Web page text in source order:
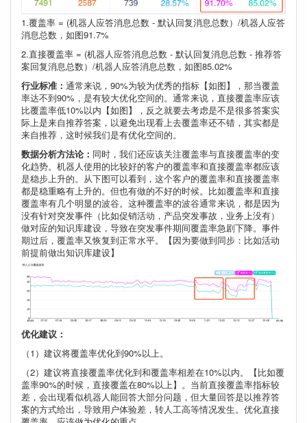
1.覆盖率 = (机器人应答消息总数 - 默认回复消息总数）/机器人应答
消息总数，如图91.7%
2.直接覆盖率 = (机器人应答消息总数 - 默认回复消息总数 - 推荐答
案回复消息总数）/机器人应答消息总数，如图85.02%
行业标准： 通常来说，90%为较为优秀的指标【如图】，那当覆盖
率达不到90%，是有较大优化空间的。通常来说，直接覆盖率应该
比覆盖率低10%以内【如图】，反之就要去考虑是不是很多答案实
际上是来自推荐答案，以避免出现看上去覆盖率还不错，其实都是
来自推荐，这时候我们是有优化空间的。
数据分析方法论： 同时，我们还应该关注覆盖率与直接覆盖率的变
化趋势。机器人使用的比较好的客户的覆盖率和直接覆盖率都应该
是稳步上升的。从下图可以看到，这个客户的覆盖率和直接覆盖率
都是稳重略有上升的。但也有做的不好的时候。比如覆盖率和直接
覆盖率有几个明显的波谷。这种覆盖率的波谷通常来说，都是因为
没有针对突发事件（比如促销活动，产品突发事故，业务上没有）
做对应的知识库建设，导致在突发事件期间覆盖率急剧下降。事件
期过后，覆盖率又恢复到正常水平。【因为要做到同步：比如活动
前提前做出知识库建设】
优化建议：
（1）建议将覆盖率优化到90%以上。
（2）建议将直接覆盖率优化到和覆盖率相差在10%以内。【比如覆
盖率90%的时候，直接覆盖在80%以上】。当前直接覆盖率指标较
差，会出现看似机器人能回答大部分问题，但大量回答是以推荐答
案的方式给出，导致用户体验差，转人工高等情况发生。优化直接